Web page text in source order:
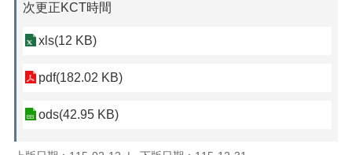
次更正KCT時間
xls(12 KB)
pdf(182.02 KB)
ods(42.95 KB)